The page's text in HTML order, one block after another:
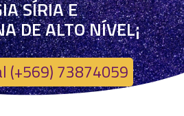
SÍRIA E
DE ALTO NÍVEL¡
(+569) 73874059